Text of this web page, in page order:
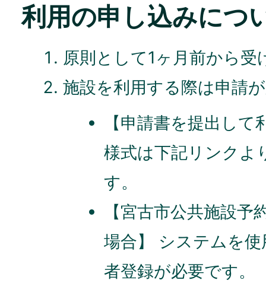
利用の申し込みにつ
原則として1ヶ月前から受
施設を利用する際は申請
【申請書を提出し
様式は下記リンクよ
す。
【宮古市公共施設
場合】 システムを
者登録が必要です。